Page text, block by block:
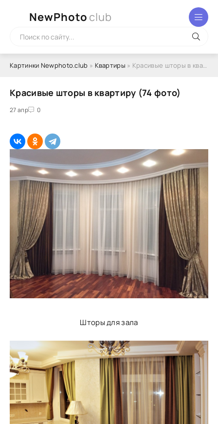
NewPhoto club
Картинки Newphoto.club » Квартиры » Красивые шторы в квартиру (74 фото)
Красивые шторы в квартиру (74 фото)
27 апр 0
Шторы для зала